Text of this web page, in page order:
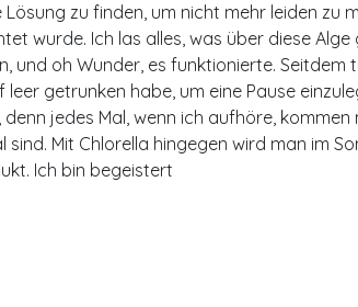
zu finden, um nicht mehr leiden zu
wurde. Ich las alles, was über diese
und oh Wunder, es funktionierte.
getrunken habe, um eine Pause
jedes Mal, wenn ich aufhöre, kommen
Mit Chlorella hingegen wird man im
Ich bin begeistert